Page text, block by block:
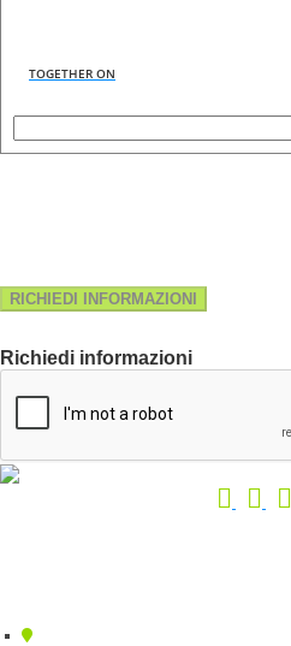
TOGETHER ON
RICHIEDI INFORMAZIONI
Richiedi informazioni